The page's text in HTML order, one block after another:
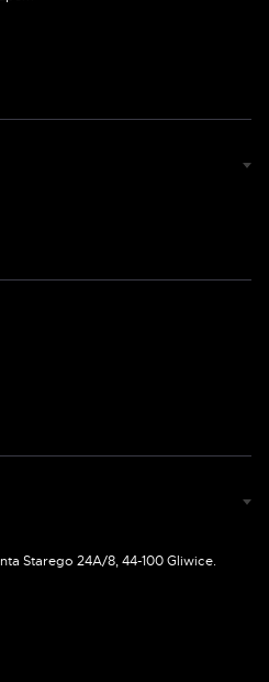
Starego 24A/8, 44-100 Gliwice.